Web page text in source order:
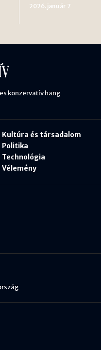
2026. január 7
konzervatív hang
Kultúra és társadalom
Politika
Technológia
Vélemény